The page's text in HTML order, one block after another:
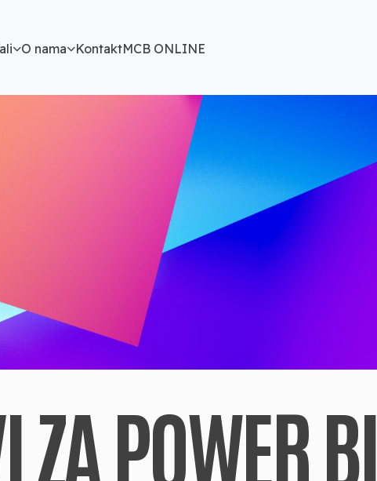
O nama KontaktMCB ONLINE
ZA POWER BI